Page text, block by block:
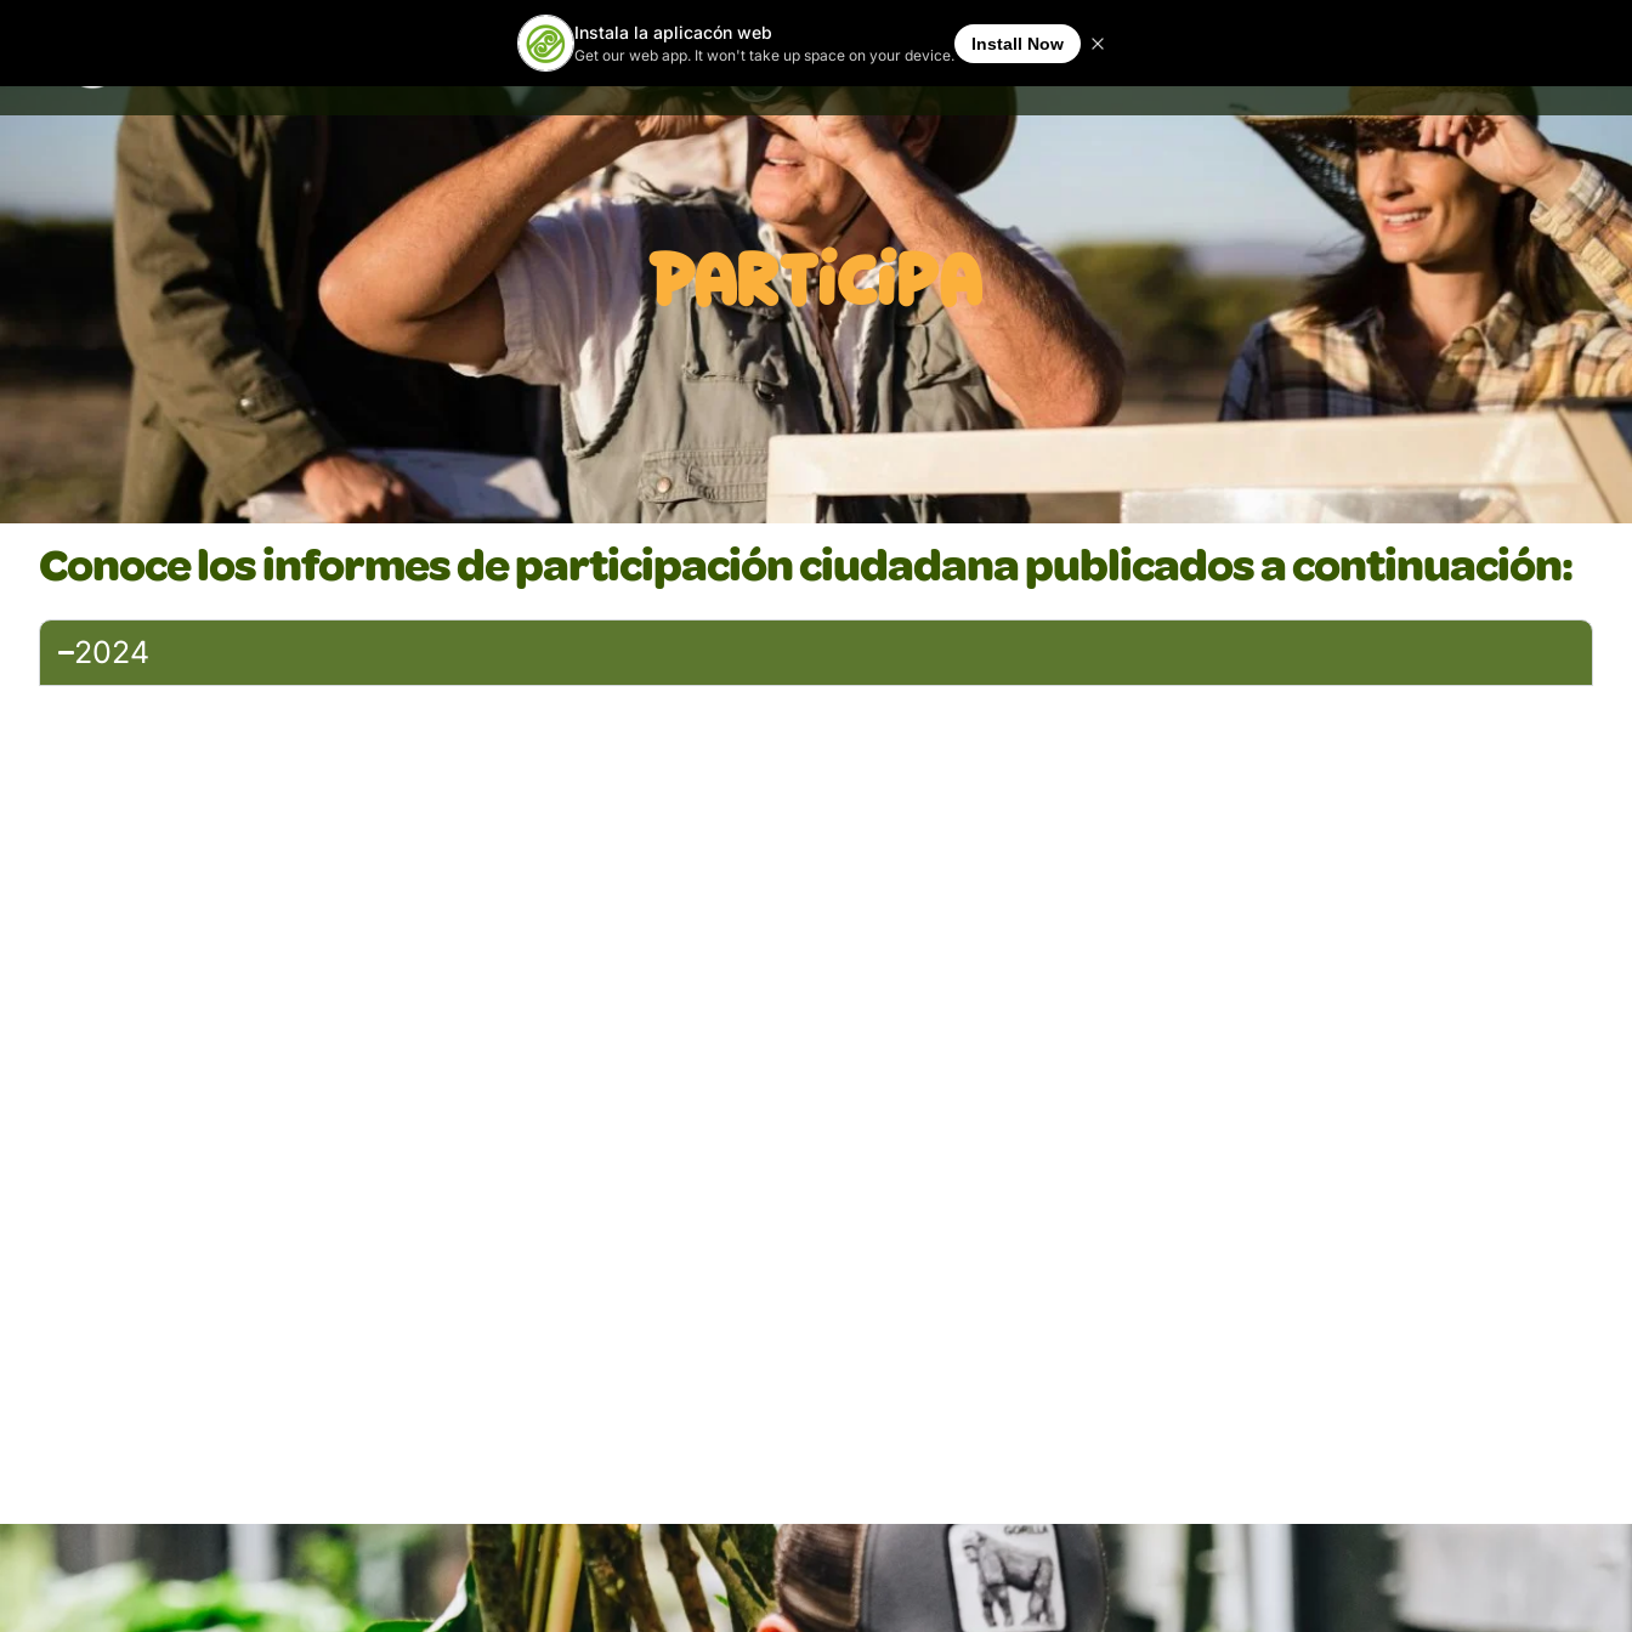
CONÓCENOS PLANIFICA TU VISITA EDUCACIÓN TRANSPARENCIA
Participa
Conoce los informes de participación ciudadana publicados a continuación:
2024